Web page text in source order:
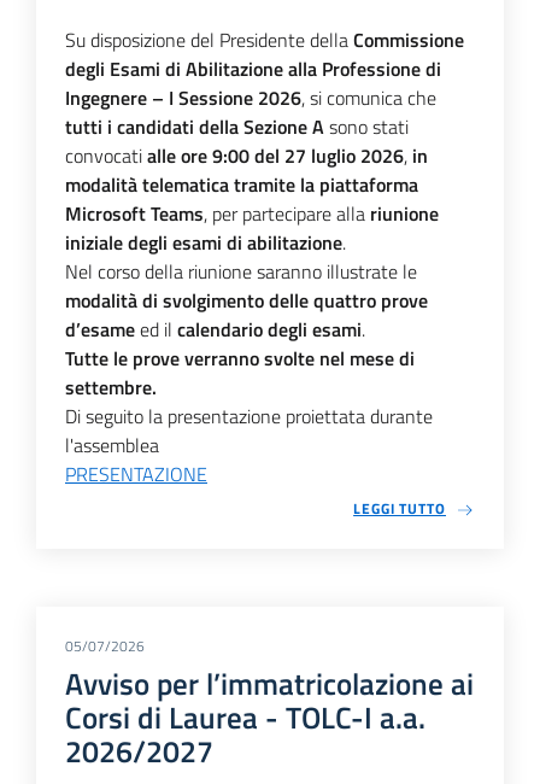
Su disposizione del Presidente dellaCommissione
degli Esami di Abilitazione alla Professione di
Ingegnere – I Sessione 2026, si comunica che
tutti i candidati della Sezione Asono stati
convocatialle ore 9:00 del 27 luglio 2026, in
modalità telematica tramite la piattaforma
Microsoft Teams, per partecipare alla riunione
iniziale degli esami di abilitazione.
Nel corso della riunione saranno illustrate le
modalità di svolgimento delle quattro prove
d’esameed il calendario degli esami.
Tutte le prove verranno svolte nel mese di
settembre.
Di seguito la presentazione proiettata durante
l'assemblea
PRESENTAZIONE
LEGGI TUTTO
05/07/2026
Avviso per l’immatricolazione ai
Corsi di Laurea - TOLC-I a.a.
2026/2027